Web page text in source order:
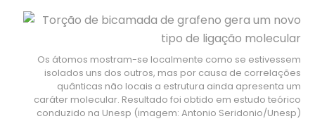
Os átomos mostram-se localmente como se estivessem
isolados uns dos outros, mas por causa de correlações
quânticas não locais a estrutura ainda apresenta um
caráter molecular. Resultado foi obtido em estudo teórico
conduzido na Unesp (imagem: Antonio Seridonio/Unesp)